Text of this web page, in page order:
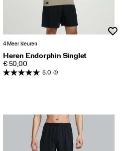
4 Meer kleuren
Heren Endorphin Singlet
PRICE
€ 50,00
5.0 (5)